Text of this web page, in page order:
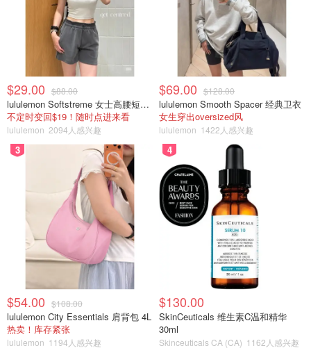
$29.00 $88.00
lululemon Softstreme 女士高腰短裤 10cm
不定时变回$19！随时点进来看
lululemon 2094人感兴趣
$69.00 $128.00
lululemon Smooth Spacer 经典卫衣
女生穿出oversized风
lululemon 1422人感兴趣
3
$54.00 $108.00
lululemon City Essentials 肩背包 4L
热卖！库存紧张
lululemon 1194人感兴趣
4
$130.00
SkinCeuticals 维生素C温和精华
30ml
Skinceuticals CA (CA) 1162人感兴趣